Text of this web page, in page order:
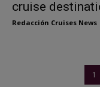
cruise
Redacción Cruises News
1